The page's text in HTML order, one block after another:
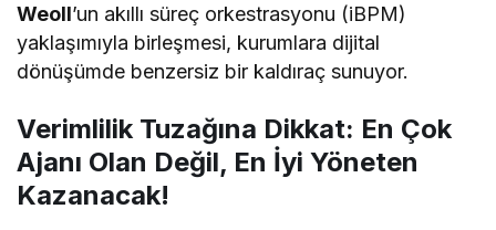
Weoll’un akıllı süreç orkestrasyonu (iBPM)
yaklaşımıyla birleşmesi, kurumlara dijital
dönüşümde benzersiz bir kaldıraç sunuyor.
Verimlilik Tuzağına Dikkat: En Çok
Ajanı Olan Değil, En İyi Yöneten
Kazanacak!